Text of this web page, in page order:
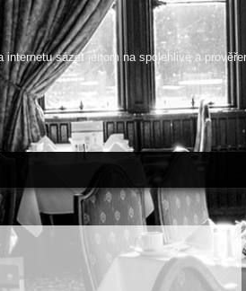
internetu sázet jenom na spolehlivé a